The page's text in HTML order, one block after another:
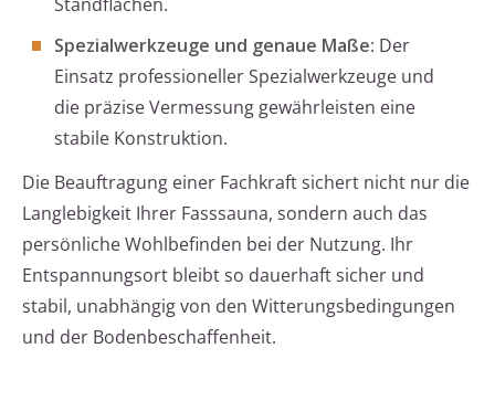
Spezialwerkzeuge und genaue Maße: Der
Einsatz professioneller Spezialwerkzeuge und
die präzise Vermessung gewährleisten eine
stabile Konstruktion.
Die Beauftragung einer Fachkraft sichert nicht nur die
Langlebigkeit Ihrer Fasssauna, sondern auch das
persönliche Wohlbefinden bei der Nutzung. Ihr
Entspannungsort bleibt so dauerhaft sicher und
stabil, unabhängig von den Witterungsbedingungen
und der Bodenbeschaffenheit.